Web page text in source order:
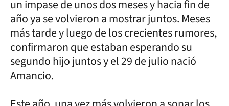
un impase de unos dos meses y hacia fin de
año ya se volvieron a mostrar juntos. Meses
más tarde y luego de los crecientes rumores,
confirmaron que estaban esperando su
segundo hijo juntos y el 29 de julio nació
Amancio.